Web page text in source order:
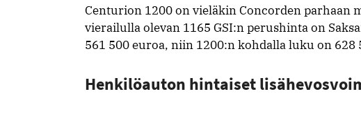
Centurion 1200 on vieläkin Concorden parhaan
vierailulla olevan 1165 GSI:n perushinta on
561 500 euroa, niin 1200:n kohdalla luku on 628
Henkilöauton hintaiset